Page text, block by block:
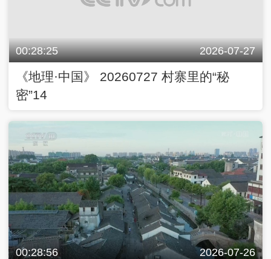
00:28:25 2026-07-27
《地理·中国》 20260727 村寨里的“秘
密”14
00:28:56 2026-07-26